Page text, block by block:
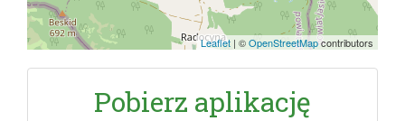
Leaflet | ©OpenStreetMapcontributors
Pobierz aplikację